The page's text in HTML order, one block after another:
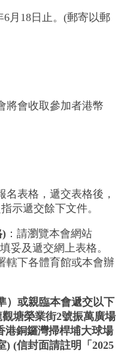
6月18日止。(郵寄以郵
將會收取參加者港幣
名表格，遞交表格後，
示遞交餘下文件。
) ：請瀏覽本會網站
妥及遞交網上表格。
轄下各體育館或本會辦
或親臨本會遞交以下
塘榮業街2號振萬廣場
港銅鑼灣掃桿埔大球場
) (信封面請註明「 2025